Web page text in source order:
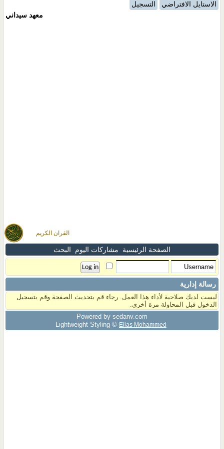
القران الكريم
الاستايل الافتراضي
التسجيل
معهد سيداني
الصفحة الرئيسية مشاركات اليوم البحث
رسالة إدارية
ليست لديك صلاحية لأداء هذا العمل. رجاء قم بتحديث الصفحة وقم بتسجيل
الدخول قبل المحاولة مرة أخرى.
Powered by sedany.com
Lightweight Styling © Elias Mohammed